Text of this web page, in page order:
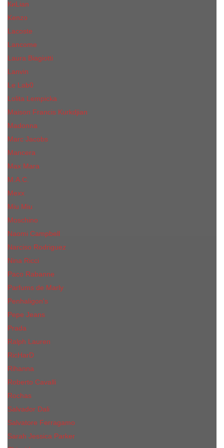
КиLian
Kenzo
Lacoste
Lancome
Laura Biagiotti
Lanvin
Lе Lab0
Lolita Lempicka
Maison Francis Kurkdjian
Madonna
Marc Jacobs
Mancera
Max Mara
M.А.C.
Mexx
Miu Miu
Mоsсhino
Naomi Campbell
Narciso Rodriguez
Nina Ricci
Paco Rabanne
Parfums de Marly
Penhaligon's
Pepe Jeans
Prada
Ralph Lauren
RicHarD
Rihanna
Roberto Cavalli
Rochas
Salvador Dali
Salvatore Ferragamo
Sarah Jessica Parker